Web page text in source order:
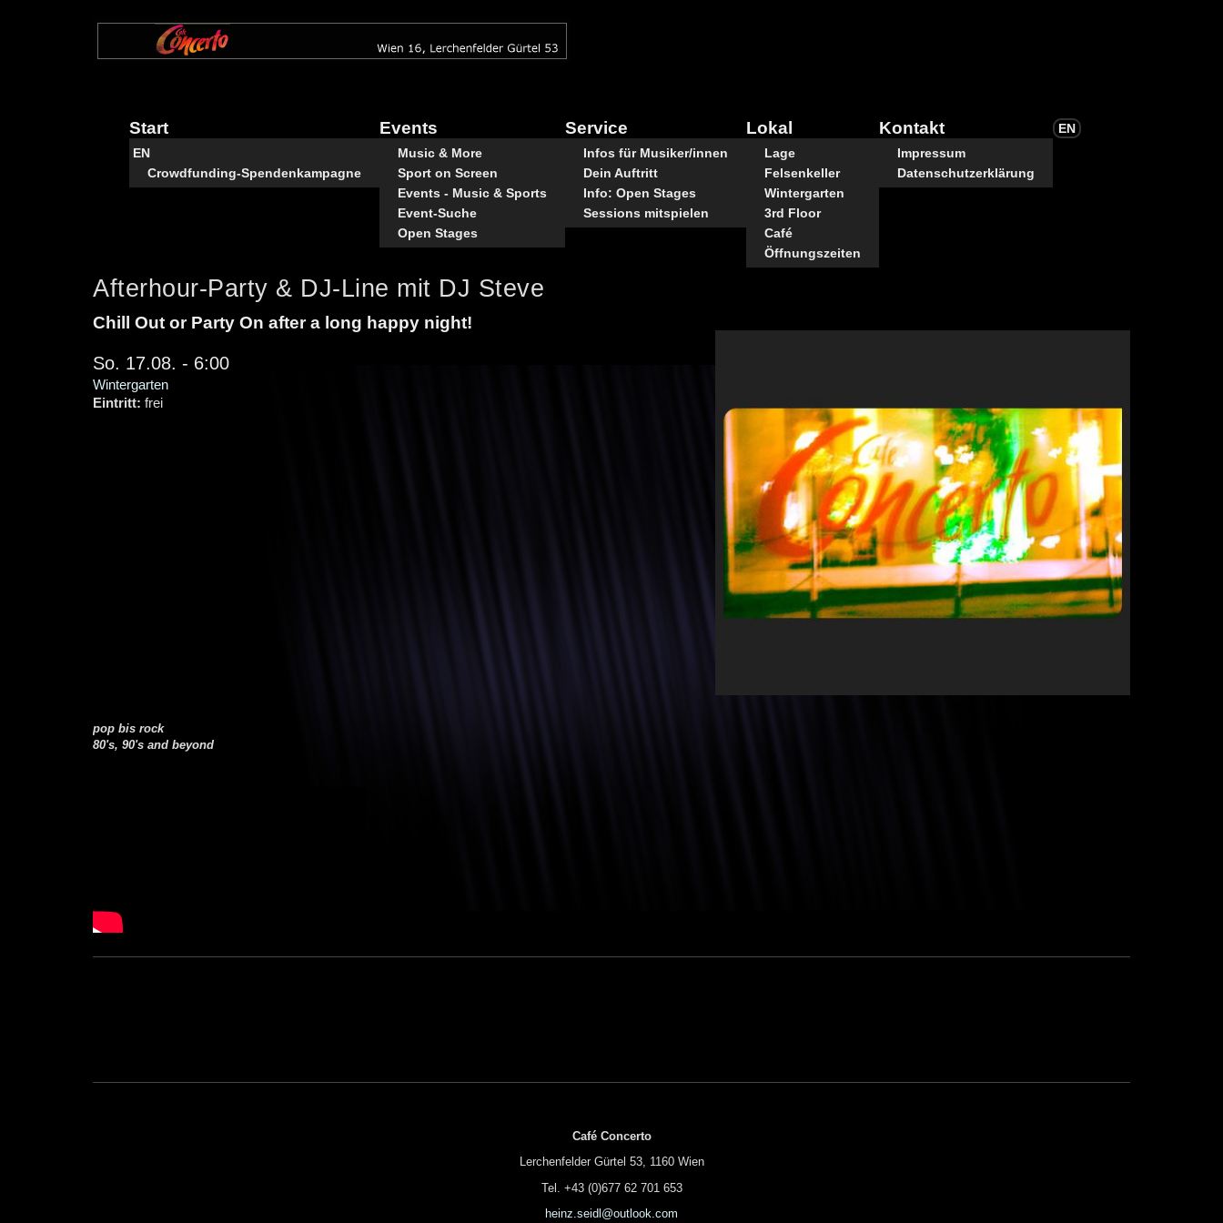
Start
EN
Crowdfunding-Spendenkampagne
Events
Music & More
Sport on Screen
Events - Music & Sports
Event-Suche
Open Stages
Service
Infos für Musiker/innen
Dein Auftritt
Info: Open Stages
Sessions mitspielen
Lokal
Lage
Felsenkeller
Wintergarten
3rd Floor
Café
Öffnungszeiten
Kontakt
Impressum
Datenschutzerklärung
EN
Afterhour-Party & DJ-Line mit DJ Steve
Chill Out or Party On after a long happy night!
So. 17.08. - 6:00
Wintergarten
Eintritt: frei
pop bis rock
80's, 90's and beyond
Café Concerto
Lerchenfelder Gürtel 53, 1160 Wien
Tel. +43 (0)677 62 701 653
heinz.seidl@outlook.com